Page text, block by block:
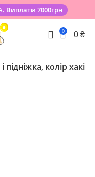
7000грн
0 0 ₴
колір хакі